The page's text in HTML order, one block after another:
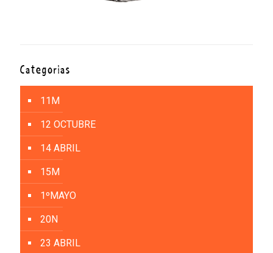
Categorías
11M
12 OCTUBRE
14 ABRIL
15M
1ºMAYO
20N
23 ABRIL